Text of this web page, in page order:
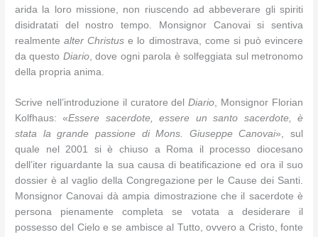
arida la loro missione, non riuscendo ad abbeverare gli spiriti
disidratati del nostro tempo. Monsignor Canovai si sentiva
realmentealter Christus e lo dimostrava, come si può evincere
da questo Diario, dove ogni parola è solfeggiata sul metronomo
della propria anima.
Scrive nell’introduzione il curatore delDiario, Monsignor Florian
Kolfhaus: «Essere sacerdote, essere un santo sacerdote, è
stata la grande passione di Mons. Giuseppe Canovai», sul
quale nel 2001 si è chiuso a Roma il processo diocesano
dell’iter riguardante la sua causa di beatificazione ed ora il suo
dossier è al vaglio della Congregazione per le Cause dei Santi.
Monsignor Canovai dà ampia dimostrazione che il sacerdote è
persona pienamente completa se votata a desiderare il
possesso del Cielo e se ambisce al Tutto, ovvero a Cristo, fonte